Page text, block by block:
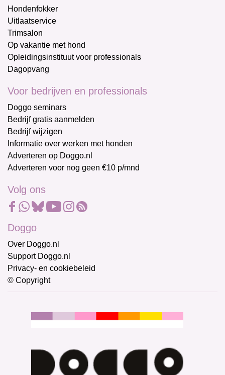
Hondenfokker
Uitlaatservice
Trimsalon
Op vakantie met hond
Opleidingsinstituut voor professionals
Dagopvang
Voor bedrijven en professionals
Doggo seminars
Bedrijf gratis aanmelden
Bedrijf wijzigen
Informatie over werken met honden
Adverteren op Doggo.nl
Adverteren voor nog geen €10 p/mnd
Volg ons
Doggo
Over Doggo.nl
Support Doggo.nl
Privacy- en cookiebeleid
© Copyright